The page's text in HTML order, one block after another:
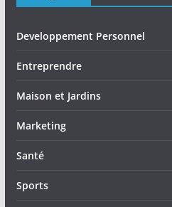
Developpement Personnel
Entreprendre
Maison et Jardins
Marketing
Santé
Sports